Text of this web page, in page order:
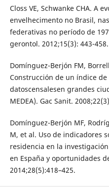
Closs VE, Schwanke CHA. A
envelhecimento no Brasil,
federativas no período de
gerontol. 2012;15(3): 443-458.
Domínguez-Berjón FM,
Construcción de un índice
datoscensalesen grandes
MEDEA). Gac Sanit.
Domínguez-Berjón MF,
M, et al. Uso de indicadores
residencia en la
en España y oportunidades
2014;28(5):418–425.